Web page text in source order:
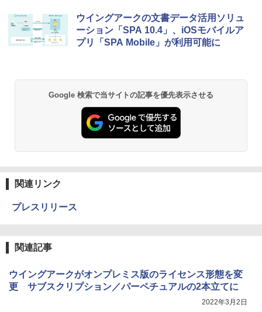
ウイングアークの文書データ活用ソリュ
ーション「SPA 10.4」、iOSモバイルア
プリ「SPA Mobile」が利用可能に
Google 検索で当サイトの記事を優先表示させる
関連リンク
プレスリリース
関連記事
ウイングアークがオンプレミス版のライセンス形態を変
更 サブスクリプション／パーペチュアルの2本立てに
2022年3月2日